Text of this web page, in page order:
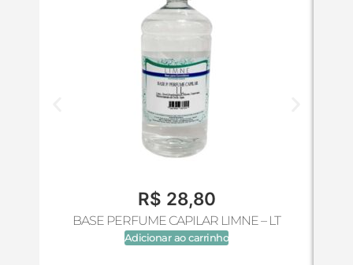
R$ 28,80
BASE PERFUME CAPILAR LIMNE – LT
Adicionar ao carrinho